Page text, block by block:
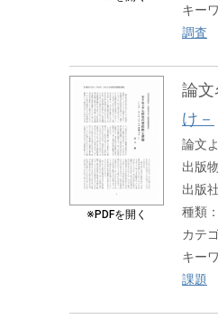
キー
調査
※PDFを開く
論文
け－
論文
出版
出版
種類：
カテ
キー
課題